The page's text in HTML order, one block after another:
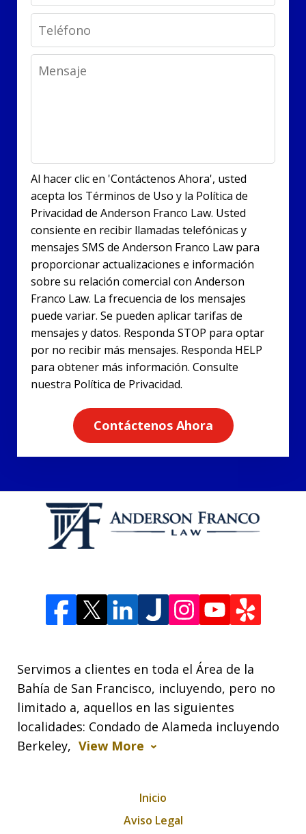
Phone
Message
Al hacer clic en 'Contáctenos Ahora', usted
acepta los Términos de Uso y la Política de
Privacidad de Anderson Franco Law. Usted
consiente en recibir llamadas telefónicas y
mensajes SMS de Anderson Franco Law para
proporcionar actualizaciones e información
sobre su relación comercial con Anderson
Franco Law. La frecuencia de los mensajes
puede variar. Se pueden aplicar tarifas de
mensajes y datos. Responda STOP para optar
por no recibir más mensajes. Responda HELP
para obtener más información. Consulte
nuestra Política de Privacidad.
Contáctenos Ahora
Servimos a clientes en toda el Área de la
Bahía de San Francisco, incluyendo, pero no
limitado a, aquellos en las siguientes
localidades: Condado de Alameda incluyendo
Berkeley, View More
Inicio
Aviso Legal